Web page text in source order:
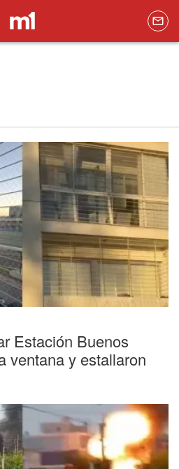
Estación Buenos
ventana y estallaron